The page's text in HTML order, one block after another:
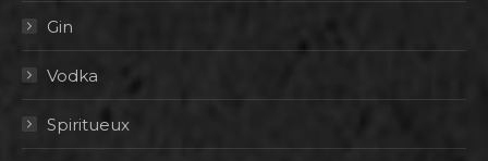
Gin
Vodka
Spiritueux